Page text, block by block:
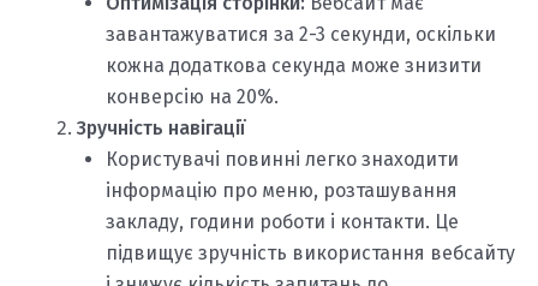
завантажуватися за 2-3 секунди, оскільки
кожна додаткова секунда може знизити
конверсію на 20%.
Зручність навігації
Користувачі повинні легко знаходити
інформацію про меню, розташування
закладу, години роботи і контакти. Це
підвищує зручність використання вебсайту